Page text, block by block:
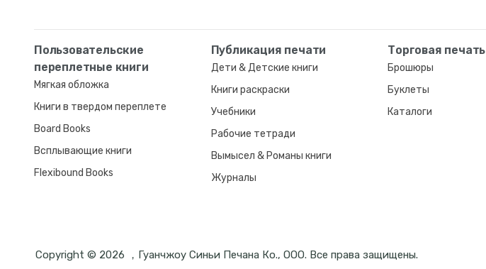
Пользовательские
переплетные книги
Мягкая обложка
Книги в твердом переплете
Board Books
Всплывающие книги
Flexibound Books
Публикация печати
Дети & Детские книги
Книги раскраски
Учебники
Рабочие тетради
Вымысел & Романы книги
Журналы
Торговая печать
Брошюры
Буклеты
Каталоги
Copyright © 2026 ，Гуанчжоу Синьи Печана Ко., ООО. Все права защищены.